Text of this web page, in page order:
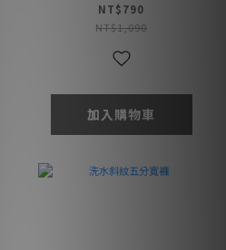
NT$790
NT$1,090
加入購物車